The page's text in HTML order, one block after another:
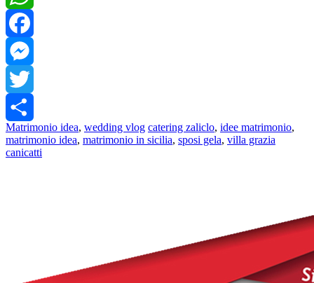
WhatsApp
Facebook
Messenger
Twitter
Share
Matrimonio idea, wedding vlog catering zaliclo, idee matrimonio,
matrimonio idea, matrimonio in sicilia, sposi gela, villa grazia
canicatti